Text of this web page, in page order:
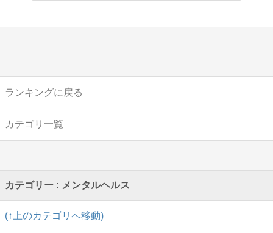
ランキングに戻る
カテゴリ一覧
カテゴリー : メンタルヘルス
(↑上のカテゴリへ移動)